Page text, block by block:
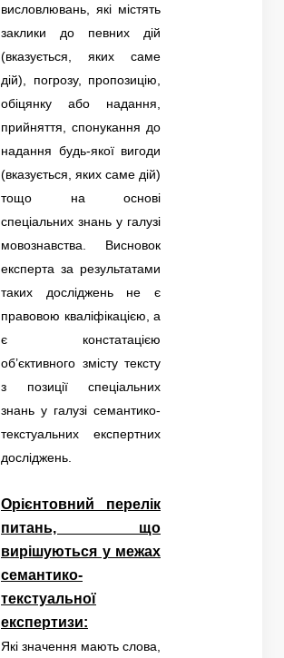
висловлювань, які містять
заклики до певних дій
(вказується, яких саме
дій), погрозу, пропозицію,
обіцянку або надання,
прийняття, спонукання до
надання будь-якої вигоди
(вказується, яких саме дій)
тощо на основі
спеціальних знань у галузі
мовознавства. Висновок
експерта за результатами
таких досліджень не є
правовою кваліфікацією, а
є констатацією
об’єктивного змісту тексту
з позиції спеціальних
знань у галузі семантико-
текстуальних експертних
досліджень.
Орієнтовний перелік
питань, що
вирішуються у межах
семантико-
текстуальної
експертизи:
Які значення мають слова,